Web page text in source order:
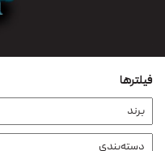
فیلترها